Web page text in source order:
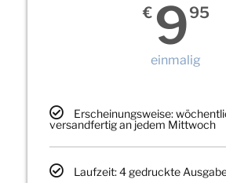
€ 995
einmalig
Erscheinungsweise:
versandfertig an jedem Mittwoch
Laufzeit: 4 gedruckte